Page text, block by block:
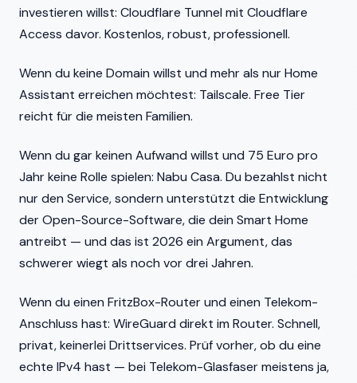
investieren willst: Cloudflare Tunnel mit Cloudflare
Access davor. Kostenlos, robust, professionell.
Wenn du keine Domain willst und mehr als nur Home
Assistant erreichen möchtest: Tailscale. Free Tier
reicht für die meisten Familien.
Wenn du gar keinen Aufwand willst und 75 Euro pro
Jahr keine Rolle spielen: Nabu Casa. Du bezahlst nicht
nur den Service, sondern unterstützt die Entwicklung
der Open-Source-Software, die dein Smart Home
antreibt — und das ist 2026 ein Argument, das
schwerer wiegt als noch vor drei Jahren.
Wenn du einen FritzBox-Router und einen Telekom-
Anschluss hast: WireGuard direkt im Router. Schnell,
privat, keinerlei Drittservices. Prüf vorher, ob du eine
echte IPv4 hast — bei Telekom-Glasfaser meistens ja,